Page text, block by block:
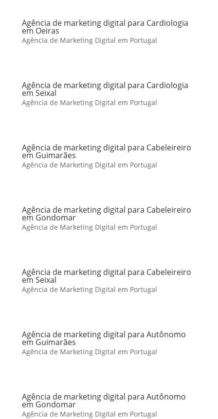
Agência de marketing digital para Cardiologia
em Oeiras
Agência de Marketing Digital em Portugal
Agência de marketing digital para Cardiologia
em Seixal
Agência de Marketing Digital em Portugal
Agência de marketing digital para Cabeleireiro
em Guimarães
Agência de Marketing Digital em Portugal
Agência de marketing digital para Cabeleireiro
em Gondomar
Agência de Marketing Digital em Portugal
Agência de marketing digital para Cabeleireiro
em Seixal
Agência de Marketing Digital em Portugal
Agência de marketing digital para Autônomo
em Guimarães
Agência de Marketing Digital em Portugal
Agência de marketing digital para Autônomo
em Gondomar
Agência de Marketing Digital em Portugal